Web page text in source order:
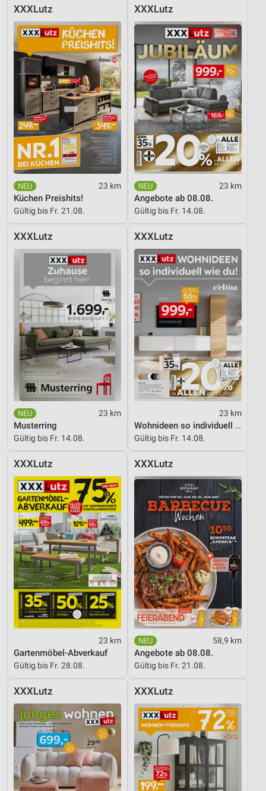
XXXLutz
23 km
Küchen Preishits!
Gültig bis Fr. 21.08.
XXXLutz
23 km
Angebote ab 08.08.
Gültig bis Fr. 14.08.
XXXLutz
23 km
Musterring
Gültig bis Fr. 14.08.
XXXLutz
23 km
Wohnideen so individuell wie du!
Gültig bis Fr. 14.08.
XXXLutz
23 km
Gartenmöbel-Abverkauf
Gültig bis Fr. 28.08.
XXXLutz
58,9 km
Angebote ab 08.08.
Gültig bis Fr. 21.08.
XXXLutz XXXLutz